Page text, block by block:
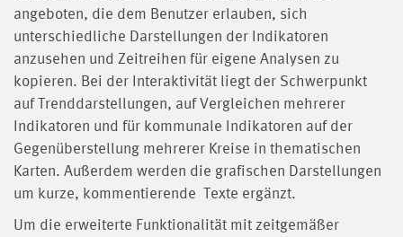
angeboten, die dem Benutzer erlauben, sich
unterschiedliche Darstellungen der Indikatoren
anzusehen und Zeitreihen für eigene Analysen zu
kopieren. Bei der Interaktivität liegt der Schwerpunkt
auf Trenddarstellungen, auf Vergleichen mehrerer
Indikatoren und für kommunale Indikatoren auf der
Gegenüberstellung mehrerer Kreise in thematischen
Karten. Außerdem werden die grafischen Darstellungen
um kurze, kommentierende Texte ergänzt.
Um die erweiterte Funktionalität mit zeitgemäßer